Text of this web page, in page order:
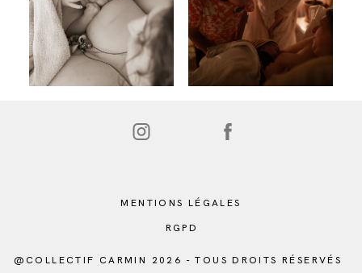
RGPD
MENTIONS LÉGALES
@COLLECTIF CARMIN 2026 - TOUS DROITS RÉSERVÉS